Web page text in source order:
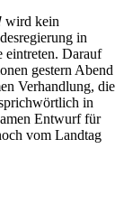
wird kein
in
eintreten. Darauf
gestern Abend
Verhandlung, die
in
Entwurf für
vom Landtag